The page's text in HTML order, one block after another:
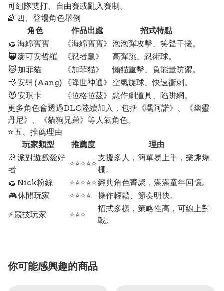
可組隊雙打、自由賽或亂入賽制。
🌈 四、登場角色舉例
角色
作品出處
招式特點
🧽 海綿寶寶
《海綿寶寶》 泡泡彈攻擊、笑聲干擾。
🥷 麥可安哲羅
《忍者龜》
高彈跳、忍術球。
🐱 加菲貓
《加菲貓》
懶貓重擊、負能量防禦。
💨 安昂 (Aang)
《降世神通》
空氣旋球、快速衝刺。
😈 安琪卡
《拉格拉茲》 惡作劇道具、陷阱網。
更多角色會透過DLC陸續加入，包括《嘿阿諾》、《幽靈
丹尼》、《貓狗兄弟》等人氣角色。
⭐ 五、推薦理由
玩家類型
推薦度
理由
🎉 派對遊戲愛好
者
⭐⭐⭐⭐⭐
支援多人，簡單易上手，樂趣爆
棚。
🧽 Nick粉絲
⭐⭐⭐⭐⭐經典角色齊聚，滿滿童年回憶。
🎮 休閒玩家
⭐⭐⭐⭐
操作輕鬆、節奏明快。
⚡ 競技玩家
⭐⭐⭐
招式多樣，策略性高，可線上對
戰。
你可能感興趣的商品